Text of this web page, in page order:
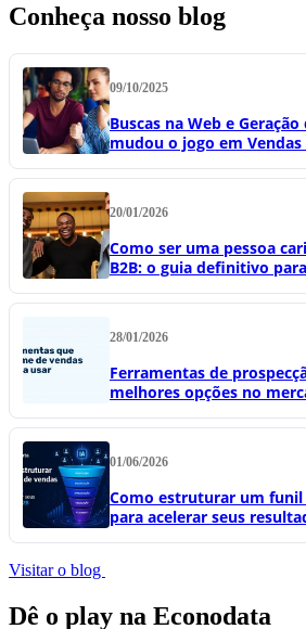
Conheça nosso blog
09/10/2025
Buscas na Web e
mudou o jogo em
20/01/2026
Como ser uma pessoa
B2B: o guia definitivo para
28/01/2026
Ferramentas de
melhores opções no
01/06/2026
Como estruturar um funil
para acelerar seus
Visitar o blog
Dê o play na Econodata